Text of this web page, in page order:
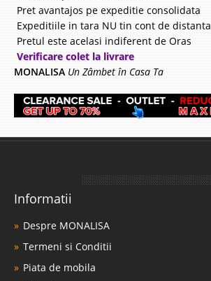
Pret avantajos pe expeditie consolidata
Expeditiile in tara NU tin cont de distanta
Pretul este acelasi indiferent de Oras
Verificare colet la livrare
MONALISA Un Zâmbet în Casa Ta
Informatii
Despre MONALISA
Termeni si Conditii
Piata de mobila